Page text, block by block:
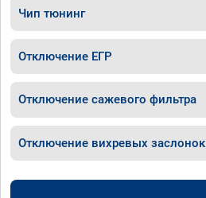
Чип тюнинг
Отключение ЕГР
Отключение сажевого фильтра
Отключение вихревых заслонок